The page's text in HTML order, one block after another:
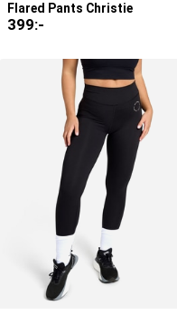
Flared Pants Christie
399:-